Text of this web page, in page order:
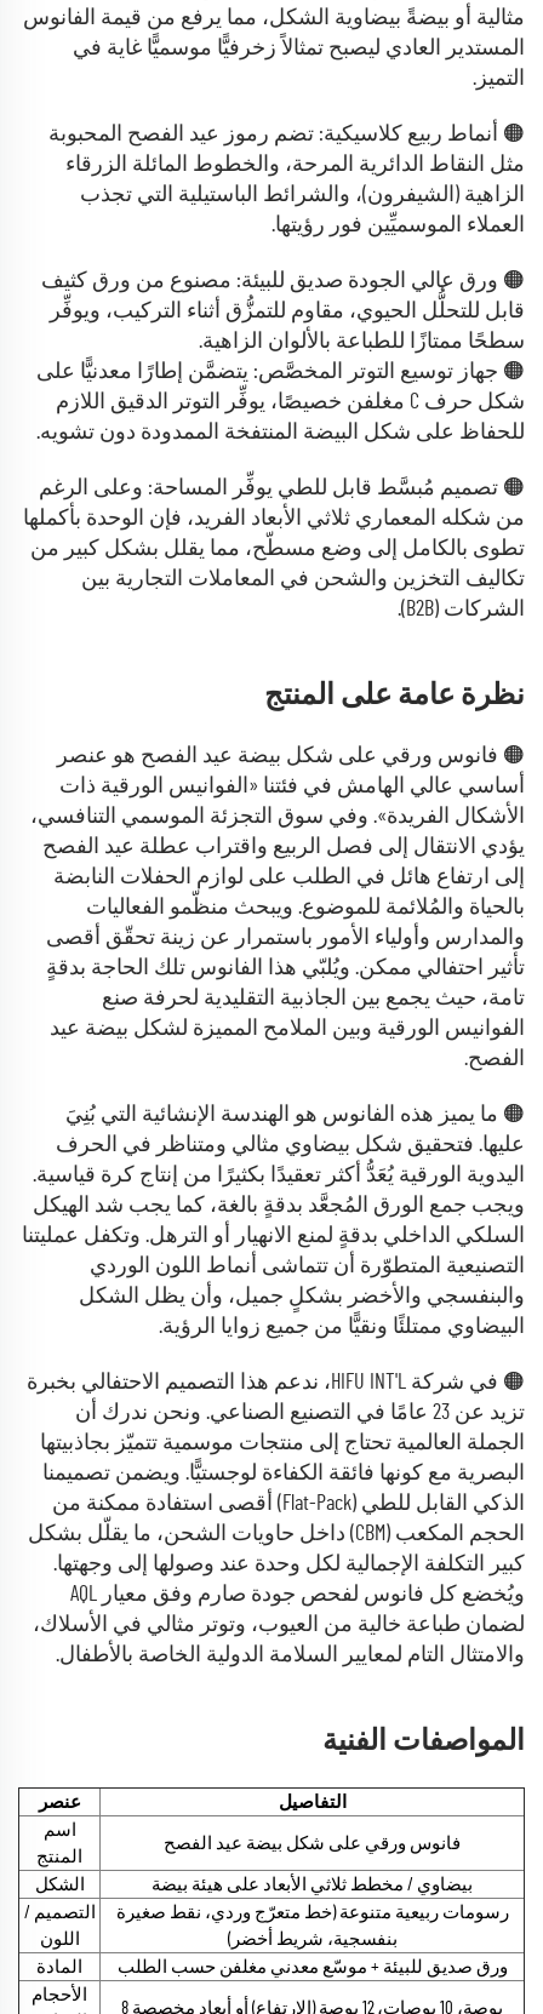
مثالية أو بيضةً بيضاوية الشكل، مما يرفع من قيمة الفانوس
المستدير العادي ليصبح تمثالاً زخرفيًّا موسميًّا غاية في
التميز.
🟠 أنماط ربيع كلاسيكية: تضم رموز عيد الفصح المحبوبة
مثل النقاط الدائرية المرحة، والخطوط المائلة الزرقاء
الزاهية (الشيفرون)، والشرائط الباستيلية التي تجذب
العملاء الموسميِّين فور رؤيتها.
🟠 ورق عالي الجودة صديق للبيئة: مصنوع من ورق كثيف
قابل للتحلُّل الحيوي، مقاوم للتمزُّق أثناء التركيب، ويوفِّر
سطحًا ممتازًا للطباعة بالألوان الزاهية.
🟠 جهاز توسيع التوتر المخصَّص: يتضمَّن إطارًا معدنيًّا على
شكل حرف C مغلفن خصيصًا، يوفِّر التوتر الدقيق اللازم
للحفاظ على شكل البيضة المنتفخة الممدودة دون تشويه.
🟠 تصميم مُبسَّط قابل للطي يوفِّر المساحة: وعلى الرغم
من شكله المعماري ثلاثي الأبعاد الفريد، فإن الوحدة بأكملها
تطوى بالكامل إلى وضع مسطّح، مما يقلل بشكل كبير من
تكاليف التخزين والشحن في المعاملات التجارية بين
الشركات (B2B).
نظرة عامة على المنتج
🟠 فانوس ورقي على شكل بيضة عيد الفصح هو عنصر
أساسي عالي الهامش في فئتنا «الفوانيس الورقية ذات
الأشكال الفريدة». وفي سوق التجزئة الموسمي التنافسي،
يؤدي الانتقال إلى فصل الربيع واقتراب عطلة عيد الفصح
إلى ارتفاع هائل في الطلب على لوازم الحفلات النابضة
بالحياة والمُلائمة للموضوع. ويبحث منظّمو الفعاليات
والمدارس وأولياء الأمور باستمرار عن زينة تحقّق أقصى
تأثير احتفالي ممكن. ويُلبّي هذا الفانوس تلك الحاجة بدقةٍ
تامة، حيث يجمع بين الجاذبية التقليدية لحرفة صنع
الفوانيس الورقية وبين الملامح المميزة لشكل بيضة عيد
الفصح.
🟠 ما يميز هذه الفانوس هو الهندسة الإنشائية التي بُنِيَ
عليها. فتحقيق شكل بيضاوي مثالي ومتناظر في الحرف
اليدوية الورقية يُعَدُّ أكثر تعقيدًا بكثيرًا من إنتاج كرة قياسية.
ويجب جمع الورق المُجعَّد بدقةٍ بالغة، كما يجب شد الهيكل
السلكي الداخلي بدقةٍ لمنع الانهيار أو الترهل. وتكفل عمليتنا
التصنيعية المتطوّرة أن تتماشى أنماط اللون الوردي
والبنفسجي والأخضر بشكلٍ جميل، وأن يظل الشكل
البيضاوي ممتلئًا ونقيًّا من جميع زوايا الرؤية.
🟠 في شركة HIFU INT'L، ندعم هذا التصميم الاحتفالي بخبرة
تزيد عن 23 عامًا في التصنيع الصناعي. ونحن ندرك أن
الجملة العالمية تحتاج إلى منتجات موسمية تتميّز بجاذبيتها
البصرية مع كونها فائقة الكفاءة لوجستيًّا. ويضمن تصميمنا
الذكي القابل للطي (Flat-Pack) أقصى استفادة ممكنة من
الحجم المكعب (CBM) داخل حاويات الشحن، ما يقلّل بشكل
كبير التكلفة الإجمالية لكل وحدة عند وصولها إلى وجهتها.
ويُخضع كل فانوس لفحص جودة صارم وفق معيار AQL
لضمان طباعة خالية من العيوب، وتوتر مثالي في الأسلاك،
والامتثال التام لمعايير السلامة الدولية الخاصة بالأطفال.
المواصفات الفنية
عنصر
التفاصيل
اسم
المنتج
فانوس ورقي على شكل بيضة عيد الفصح
الشكل
بيضاوي / مخطط ثلاثي الأبعاد على هيئة بيضة
التصميم /
اللون
رسومات ربيعية متنوعة (خط متعرّج وردي، نقط صغيرة
بنفسجية، شريط أخضر)
المادة
ورق صديق للبيئة + موسّع معدني مغلفن حسب الطلب
الأحجام
8 بوصة، 10 بوصات، 12 بوصة (الارتفاع) أو أبعاد مخصصة